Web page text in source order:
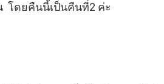
โดยคืนนี้เป็นคืนที่2 ค่ะ